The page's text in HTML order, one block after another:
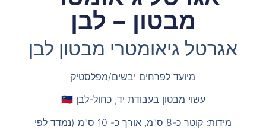
מבטון – לבן
אגרטל גיאומטרי מבטון לבן
מיועד לפרחים יבשים/מפלסטיק
עשוי מבטון בעבודת יד, כחול-לבן 🇮🇱
מידות: קוטר כ-8 ס”מ, אורך כ- 10 ס”מ (נמדד לפי